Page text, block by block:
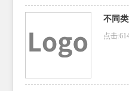
不同
点击